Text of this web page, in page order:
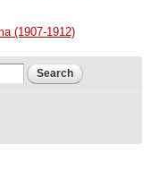
(1907-1912)